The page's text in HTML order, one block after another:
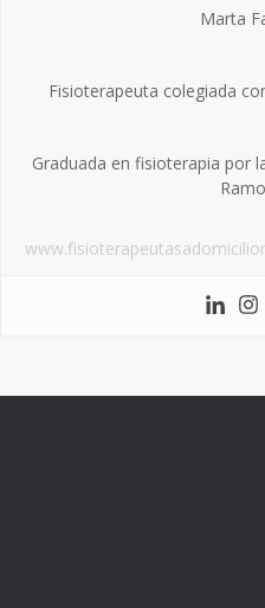
Marta
Fisioterapeuta colegiada
Graduada en fisioterapia por